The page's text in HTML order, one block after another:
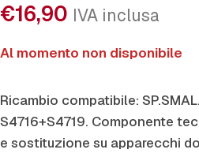
€16,90 IVA inclusa
Al momento non disponibile
Ricambio compatibile:
S4716+S4719. Componente
e sostituzione su apparecchi